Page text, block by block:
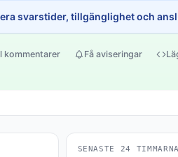
svarstider, tillgänglighet och
kommentarer Få aviseringar
SENASTE 24 TIMMARNA